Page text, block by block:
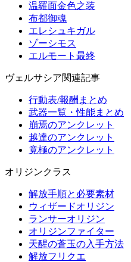
温羅面金色之装
布都御魂
エレシュキガル
ゾーシモス
エルモート最終
ヴェルサシア関連記事
行動表/報酬まとめ
武器一覧・性能まとめ
崩焉のアンクレット
越達のアンクレット
竟極のアンクレット
オリジンクラス
解放手順と必要素材
ウィザードオリジン
ランサーオリジン
オリジンファイター
天醒の蒼玉の入手方法
解放フリクエ